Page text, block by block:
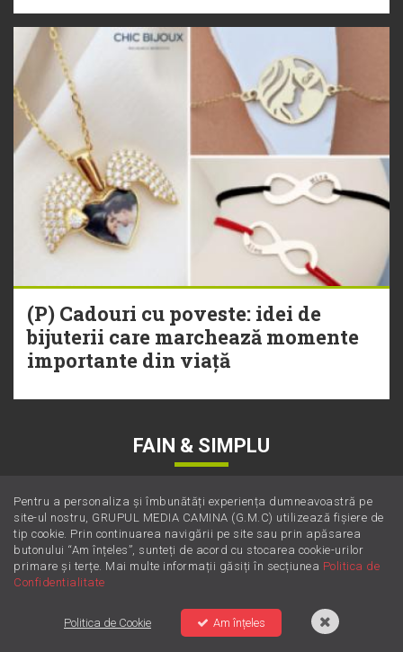
(P) Cadouri cu poveste: idei de
bijuterii care marchează momente
importante din viață
FAIN & SIMPLU
Pentru a personaliza și îmbunătăți experiența dumneavoastră pe
site-ul nostru, GRUPUL MEDIA CAMINA (G.M.C) utilizează fișiere de
tip cookie. Prin continuarea navigării pe site sau prin apăsarea
butonului “Am înțeles”, sunteți de acord cu stocarea cookie-urilor
primare și terțe. Mai multe informații găsiți în secțiunea Politica de
Confidentialitate
Politica de Cookie Am înțeles